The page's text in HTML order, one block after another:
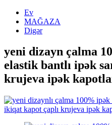
Ev
MAĞAZA
Digər
yeni dizayn çalma
elastik bantlı ipək
krujeva ipək